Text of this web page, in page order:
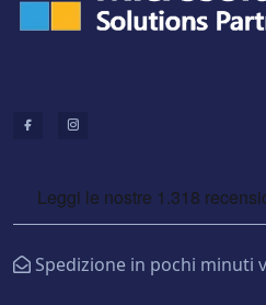
Spedizione in pochi minuti